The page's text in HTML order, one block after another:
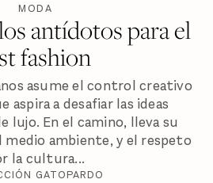
MODA
antídotos para el
fashion
asume el control creativo
aspira a desafiar las ideas
lujo. En el camino, lleva su
ambiente, y el respeto
la cultura...
GATOPARDO